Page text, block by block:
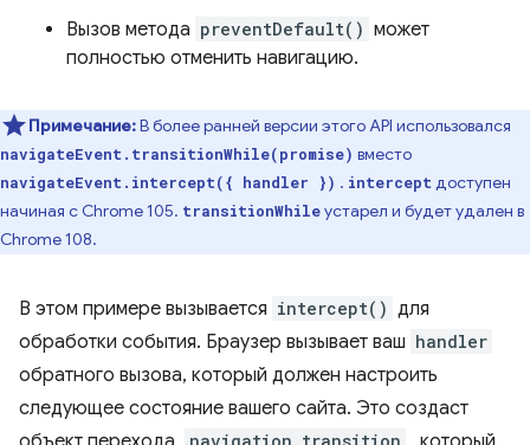
Вызов метода preventDefault() может
полностью отменить навигацию.
Примечание:В более ранней версии этого API использовался
navigateEvent.transitionWhile(promise) вместо
navigateEvent.intercept({ handler }) . intercept доступен
начиная с Chrome 105. transitionWhileустарел и будет удален в
Chrome 108.
В этом примере вызывается intercept() для
обработки события. Браузер вызывает ваш handler
обратного вызова, который должен настроить
следующее состояние вашего сайта. Это создаст